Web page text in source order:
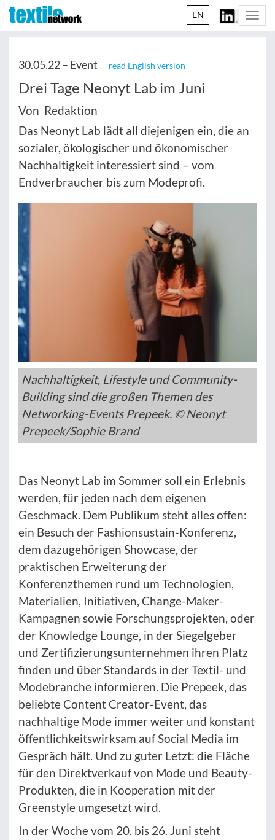
EN
30.05.22 – Event — read English version
Drei Tage Neonyt Lab im Juni
Von Redaktion
Das Neonyt Lab lädt all diejenigen ein, die an
sozialer, ökologischer und ökonomischer
Nachhaltigkeit interessiert sind – vom
Endverbraucher bis zum Modeprofi.
Nachhaltigkeit, Lifestyle und Community-
Building sind die großen Themen des
Networking-Events Prepeek. © Neonyt
Prepeek/Sophie Brand
Das Neonyt Lab im Sommer soll ein Erlebnis
werden, für jeden nach dem eigenen
Geschmack. Dem Publikum steht alles offen:
ein Besuch der Fashionsustain-Konferenz,
dem dazugehörigen Showcase, der
praktischen Erweiterung der
Konferenzthemen rund um Technologien,
Materialien, Initiativen, Change-Maker-
Kampagnen sowie Forschungsprojekten, oder
der Knowledge Lounge, in der Siegelgeber
und Zertifizierungsunternehmen ihren Platz
finden und über Standards in der Textil- und
Modebranche informieren. Die Prepeek, das
beliebte Content Creator-Event, das
nachhaltige Mode immer weiter und konstant
öffentlichkeitswirksam auf Social Media im
Gespräch hält. Und zu guter Letzt: die Fläche
für den Direktverkauf von Mode und Beauty-
Produkten, die in Kooperation mit der
Greenstyle umgesetzt wird.
In der Woche vom 20. bis 26. Juni steht